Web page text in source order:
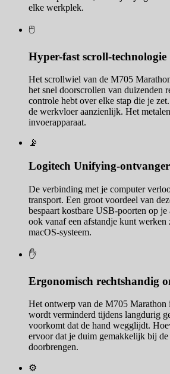
elke werkplek.
🖱️
Hyper-fast scroll-technologie
Het scrollwiel van de M705
het snel doorscrollen van duizenden
controle hebt over elke stap die je
de werkvloer aanzienlijk. Het
invoerapparaat.
📡
Logitech Unifying-ontvanger
De verbinding met je computer
transport. Een groot voordeel van
bespaart kostbare USB-poorten op
ook vanaf een afstandje kunt
macOS-systeem.
✋
Ergonomisch rechtshandig
Het ontwerp van de M705 Marathon
wordt verminderd tijdens langdurig
voorkomt dat de hand wegglijdt.
ervoor dat je duim gemakkelijk bij de
doorbrengen.
⚙️